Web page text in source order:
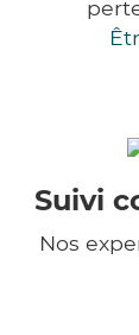
Suivi
Nos